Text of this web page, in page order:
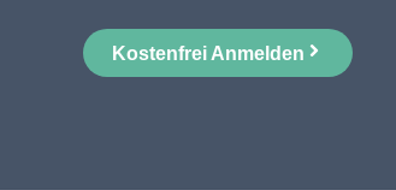
Kostenfrei Anmelden